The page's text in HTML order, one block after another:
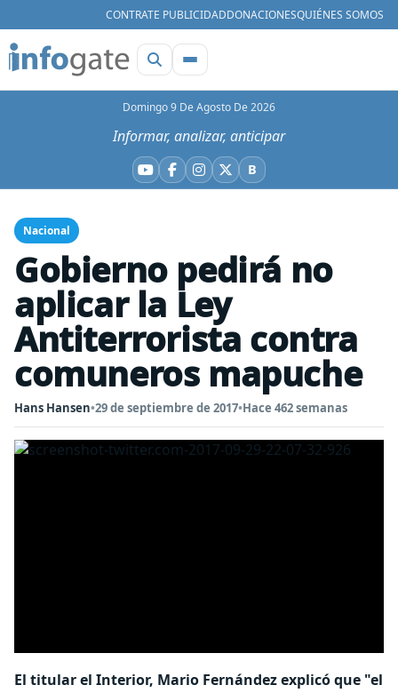
CONTRATE PUBLICIDADDONACIONESQUIÉNES SOMOS
Domingo 9 De Agosto De 2026
Informar, analizar, anticipar
YouTube
Facebook
Instagram
X BBluesky
Nacional
Gobierno pedirá no
aplicar la Ley
Antiterrorista contra
comuneros mapuche
Hans Hansen•29 de septiembre de 2017•Hace 462 semanas
El titular el Interior, Mario Fernández explicó que "el